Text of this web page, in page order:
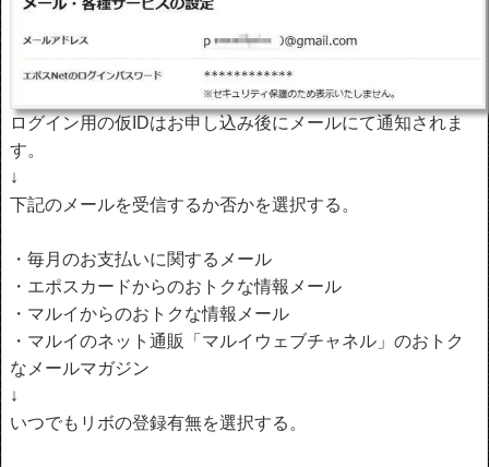
ログイン用の仮IDはお申し込み後にメールにて通知されま
す。
↓
下記のメールを受信するか否かを選択する。
・毎月のお支払いに関するメール
・エポスカードからのおトクな情報メール
・マルイからのおトクな情報メール
・マルイのネット通販「マルイウェブチャネル」のおトク
なメールマガジン
↓
いつでもリボの登録有無を選択する。